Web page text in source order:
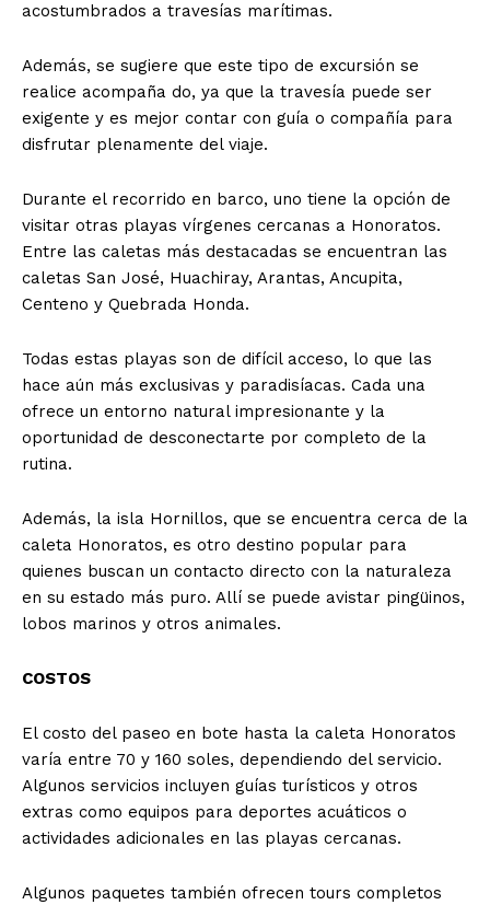
acostumbrados a travesías marítimas.
Además, se sugiere que este tipo de excursión se
realice acompaña do, ya que la travesía puede ser
exigente y es mejor contar con guía o compañía para
disfrutar plenamente del viaje.
Durante el recorrido en barco, uno tiene la opción de
visitar otras playas vírgenes cercanas a Honoratos.
Entre las caletas más destacadas se encuentran las
caletas San José, Huachiray, Arantas, Ancupita,
Centeno y Quebrada Honda.
Todas estas playas son de difícil acceso, lo que las
hace aún más exclusivas y paradisíacas. Cada una
ofrece un entorno natural impresionante y la
oportunidad de desconectarte por completo de la
rutina.
Además, la isla Hornillos, que se encuentra cerca de la
caleta Honoratos, es otro destino popular para
quienes buscan un contacto directo con la naturaleza
en su estado más puro. Allí se puede avistar pingüinos,
lobos marinos y otros animales.
COSTOS
El costo del paseo en bote hasta la caleta Honoratos
varía entre 70 y 160 soles, dependiendo del servicio.
Algunos servicios incluyen guías turísticos y otros
extras como equipos para deportes acuáticos o
actividades adicionales en las playas cercanas.
Algunos paquetes también ofrecen tours completos